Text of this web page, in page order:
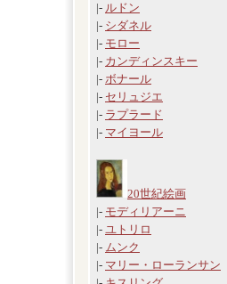
|- ルドン
|- シダネル
|- モロー
|- カンディンスキー
|- ボナール
|- セリュジエ
|- ラプラード
|- マイヨール
20世紀絵画
|- モディリアーニ
|- ユトリロ
|- ムンク
|- マリー・ローランサン